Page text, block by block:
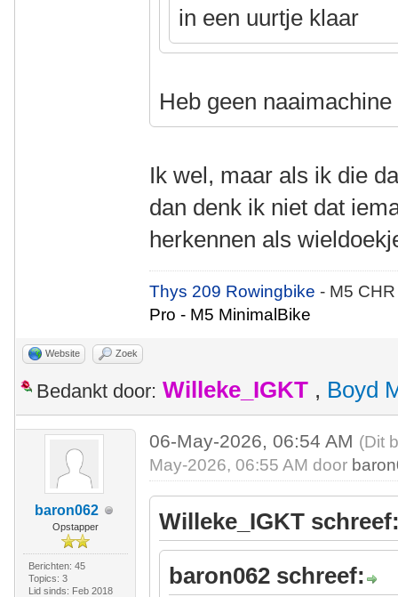
in een uurtje klaar
Heb geen
Ik wel, maar als ik die
dan denk ik niet dat
herkennen als
Thys 209 Rowingbike- M5
Pro - M5 MinimalBike
Website Zoek
Bedankt door: Willeke_IGKT , Boyd
baron062
Opstapper
Berichten: 45
Topics: 3
Lid sinds: Feb 2018
06-May-2026, 06:54 AM (Dit
May-2026, 06:55 AM door
Willeke_IGKT
baron062 schreef: